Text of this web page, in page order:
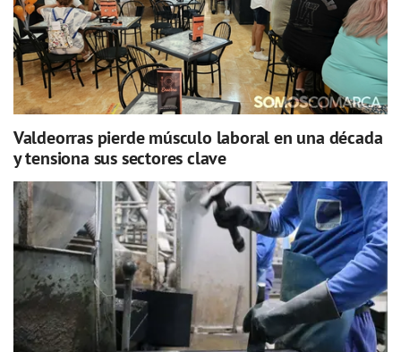
Valdeorras pierde músculo laboral en una década
y tensiona sus sectores clave